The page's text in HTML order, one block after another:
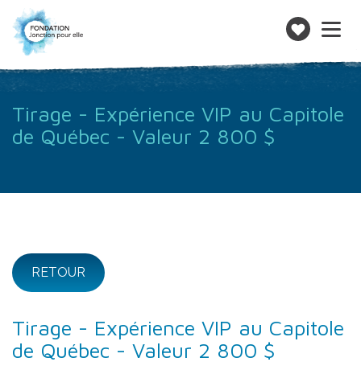
un
Toggle
Tirage - Expérience VIP au Capitole
de Québec - Valeur 2 800 $
RETOUR
Tirage - Expérience VIP au Capitole
de Québec - Valeur 2 800 $